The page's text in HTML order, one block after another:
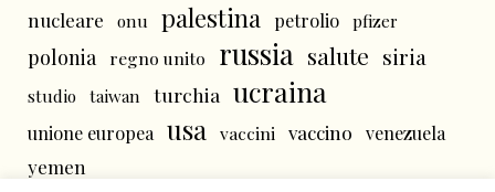
nucleare onu palestina petrolio pfizer
polonia regno unito russia salute siria
studio taiwan turchia ucraina
unione europea usa vaccini vaccino venezuela
yemen